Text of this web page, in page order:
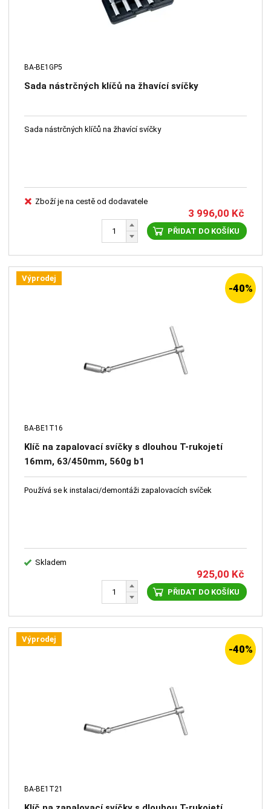
BA-BE1GP5
Sada nástrčných klíčů na žhavící svíčky
Sada nástrčných klíčů na žhavící svíčky
Zboží je na cestě od dodavatele
3 996,00 Kč
PŘIDAT DO KOŠÍKU
Výprodej
-40%
BA-BE1T16
Klíč na zapalovací svíčky s dlouhou T-rukojetí
16mm, 63/450mm, 560g b1
Používá se k instalaci/demontáži zapalovacích svíček
Skladem
925,00 Kč
PŘIDAT DO KOŠÍKU
Výprodej
-40%
BA-BE1T21